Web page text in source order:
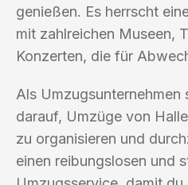
genießen. Es herrscht
mit zahlreichen Museen,
Konzerten, die für
Als Umzugsunternehmen
darauf, Umzüge von
zu organisieren und
einen reibungslosen und